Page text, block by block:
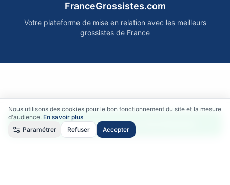
Nous utilisons des cookies pour le bon fonctionnement du site et la mesure
d'audience. En savoir plus
Paramétrer
Refuser Accepter
Accéder gratuitement aux fournisseurs
FranceGrossistes.com
Votre plateforme de mise en relation avec les meilleurs
grossistes de France